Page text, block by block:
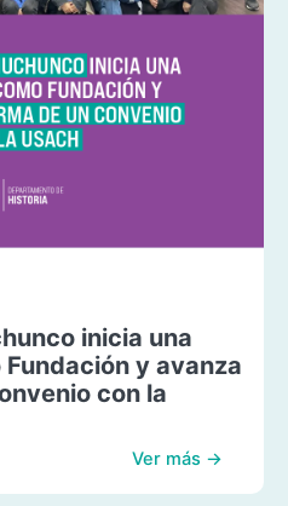
inicia una
y avanza
con la
Ver más →